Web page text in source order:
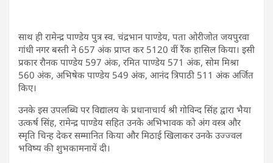
साथ ही रामेन्द्र पाण्डेय पुत्र स्व. चंद्रभान पाण्डेय, पता ओरीजोत जयपुरवा
गांधी नगर बस्ती ने 657 अंक प्राप्त कर 5120 वीं रैंक हासिल किया। इसी
प्रकार रौनक पाण्डेय 597 अंक, रमित पाण्डेय 571 अंक, सोम मिश्रा
560 अंक, अभिषेक पाण्डेय 549 अंक, आनंद त्रिपाठी 511 अंक अर्जित
किए।
उनके इस उपलब्धि पर विद्यालय के प्रधानाचार्य श्री गोविन्द सिंह द्वारा भैया
उत्कर्ष सिंह, रामेन्द्र पाण्डेय सहित उनके अभिभावक को अंग वस्त्र और
स्मृति चिन्ह देकर सम्मानित किया और मिठाई खिलाकर उनके उज्ज्वल
भविष्य की शुभकामनायें दी।